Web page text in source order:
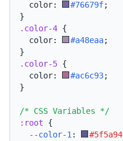
  color:
#76679f;
}
.color-4 {
  color:
#a48eaa;
}
.color-5 {
  color:
#ac6c93;
}
/* CSS Variables */
:root {
--color-1 : #5f5a94